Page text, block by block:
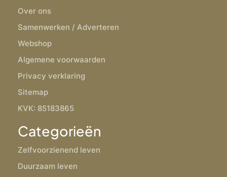
Over ons
Samenwerken / Adverteren
Webshop
Algemene voorwaarden
Privacy verklaring
Sitemap
KVK: 85183865
Categorieën
Zelfvoorzienend leven
Duurzaam leven